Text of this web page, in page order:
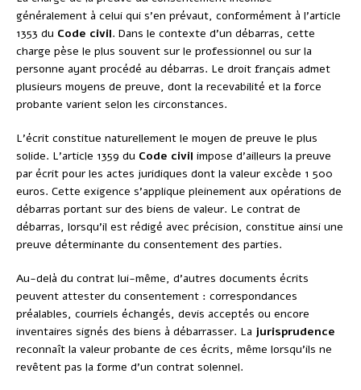
généralement à celui qui s’en prévaut, conformément à l’article
1353 du Code civil. Dans le contexte d’un débarras, cette
charge pèse le plus souvent sur le professionnel ou sur la
personne ayant procédé au débarras. Le droit français admet
plusieurs moyens de preuve, dont la recevabilité et la force
probante varient selon les circonstances.
L’écrit constitue naturellement le moyen de preuve le plus
solide. L’article 1359 du Code civil impose d’ailleurs la preuve
par écrit pour les actes juridiques dont la valeur excède 1 500
euros. Cette exigence s’applique pleinement aux opérations de
débarras portant sur des biens de valeur. Le contrat de
débarras, lorsqu’il est rédigé avec précision, constitue ainsi une
preuve déterminante du consentement des parties.
Au-delà du contrat lui-même, d’autres documents écrits
peuvent attester du consentement : correspondances
préalables, courriels échangés, devis acceptés ou encore
inventaires signés des biens à débarrasser. La jurisprudence
reconnaît la valeur probante de ces écrits, même lorsqu’ils ne
revêtent pas la forme d’un contrat solennel.